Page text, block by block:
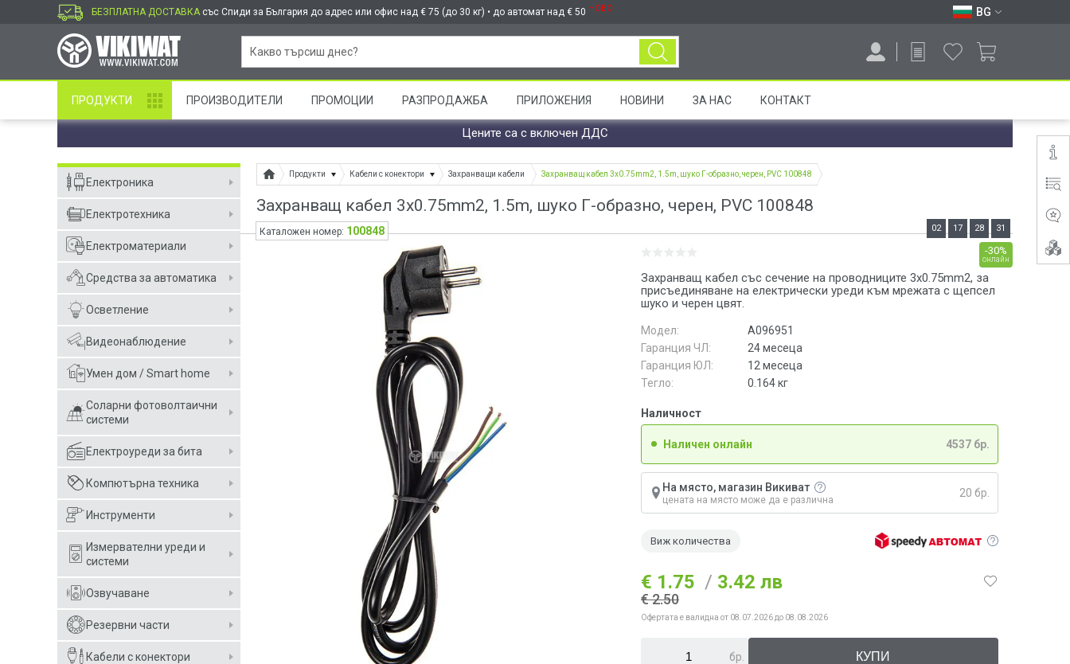
БЕЗПЛАТНА ДОСТАВКА със Спиди за България до адрес или офис над € 75 (до 30 кг) • до автомат над € 50 НОВО BG
ПРОДУКТИ ПРОИЗВОДИТЕЛИ ПРОМОЦИИ РАЗПРОДАЖБА ПРИЛОЖЕНИЯ НОВИНИ ЗА НАС КОНТАКТ
Цените са с включен ДДС
Електроника
Електротехника
Електроматериали
Средства за автоматика
Осветление
Видеонаблюдение
Умен дом / Smart home
Соларни фотоволтаични
системи
Електроуреди за бита
Компютърна техника
Инструменти
Измервателни уреди и
системи
Озвучаване
Резервни части
Кабели с конектори
Продукти Кабели с конектори Захранващи кабели Захранващ кабел 3x0.75mm2, 1.5m, шуко Г-образно, черен, PVC 100848
Захранващ кабел 3x0.75mm2, 1.5m, шуко Г-образно, черен, PVC 100848
Захранващ кабел със сечение на проводниците 3x0.75mm2, за
присъединяване на електрически уреди към мрежата с щепсел
шуко и черен цвят.
Модел:
A096951
Гаранция ЧЛ:
24 месеца
Гаранция ЮЛ:
12 месеца
Тегло:
0.164кг
Наличност
Наличен онлайн 4537 бр.
На място, магазин Викиват
цената на място може да е различна
20 бр.
Виж количества
-30%
онлайн
02 17 28 31
€ 1.75 / 3.42 лв
€ 2.50
Офертата е валидна от 08.07.2026 до 08.08.2026
бр.
Каталожен номер: 100848